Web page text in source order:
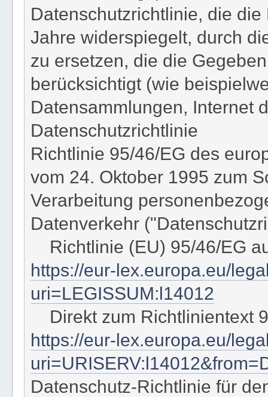
Datenschutzrichtlinie, die
Jahre widerspiegelt, durch
zu ersetzen, die die
berücksichtigt (wie
Datensammlungen, Internet
Datenschutzrichtlinie
Richtlinie 95/46/EG des
vom 24. Oktober 1995 zum
Verarbeitung
Datenverkehr
Richtlinie (EU) 95/46/EG
https://eur-lex.europa.eu/
uri=LEGISSUM:l14012
Direkt zum Richtlinientext
https://eur-lex.europa.eu/
Datenschutz-Richtlinie für